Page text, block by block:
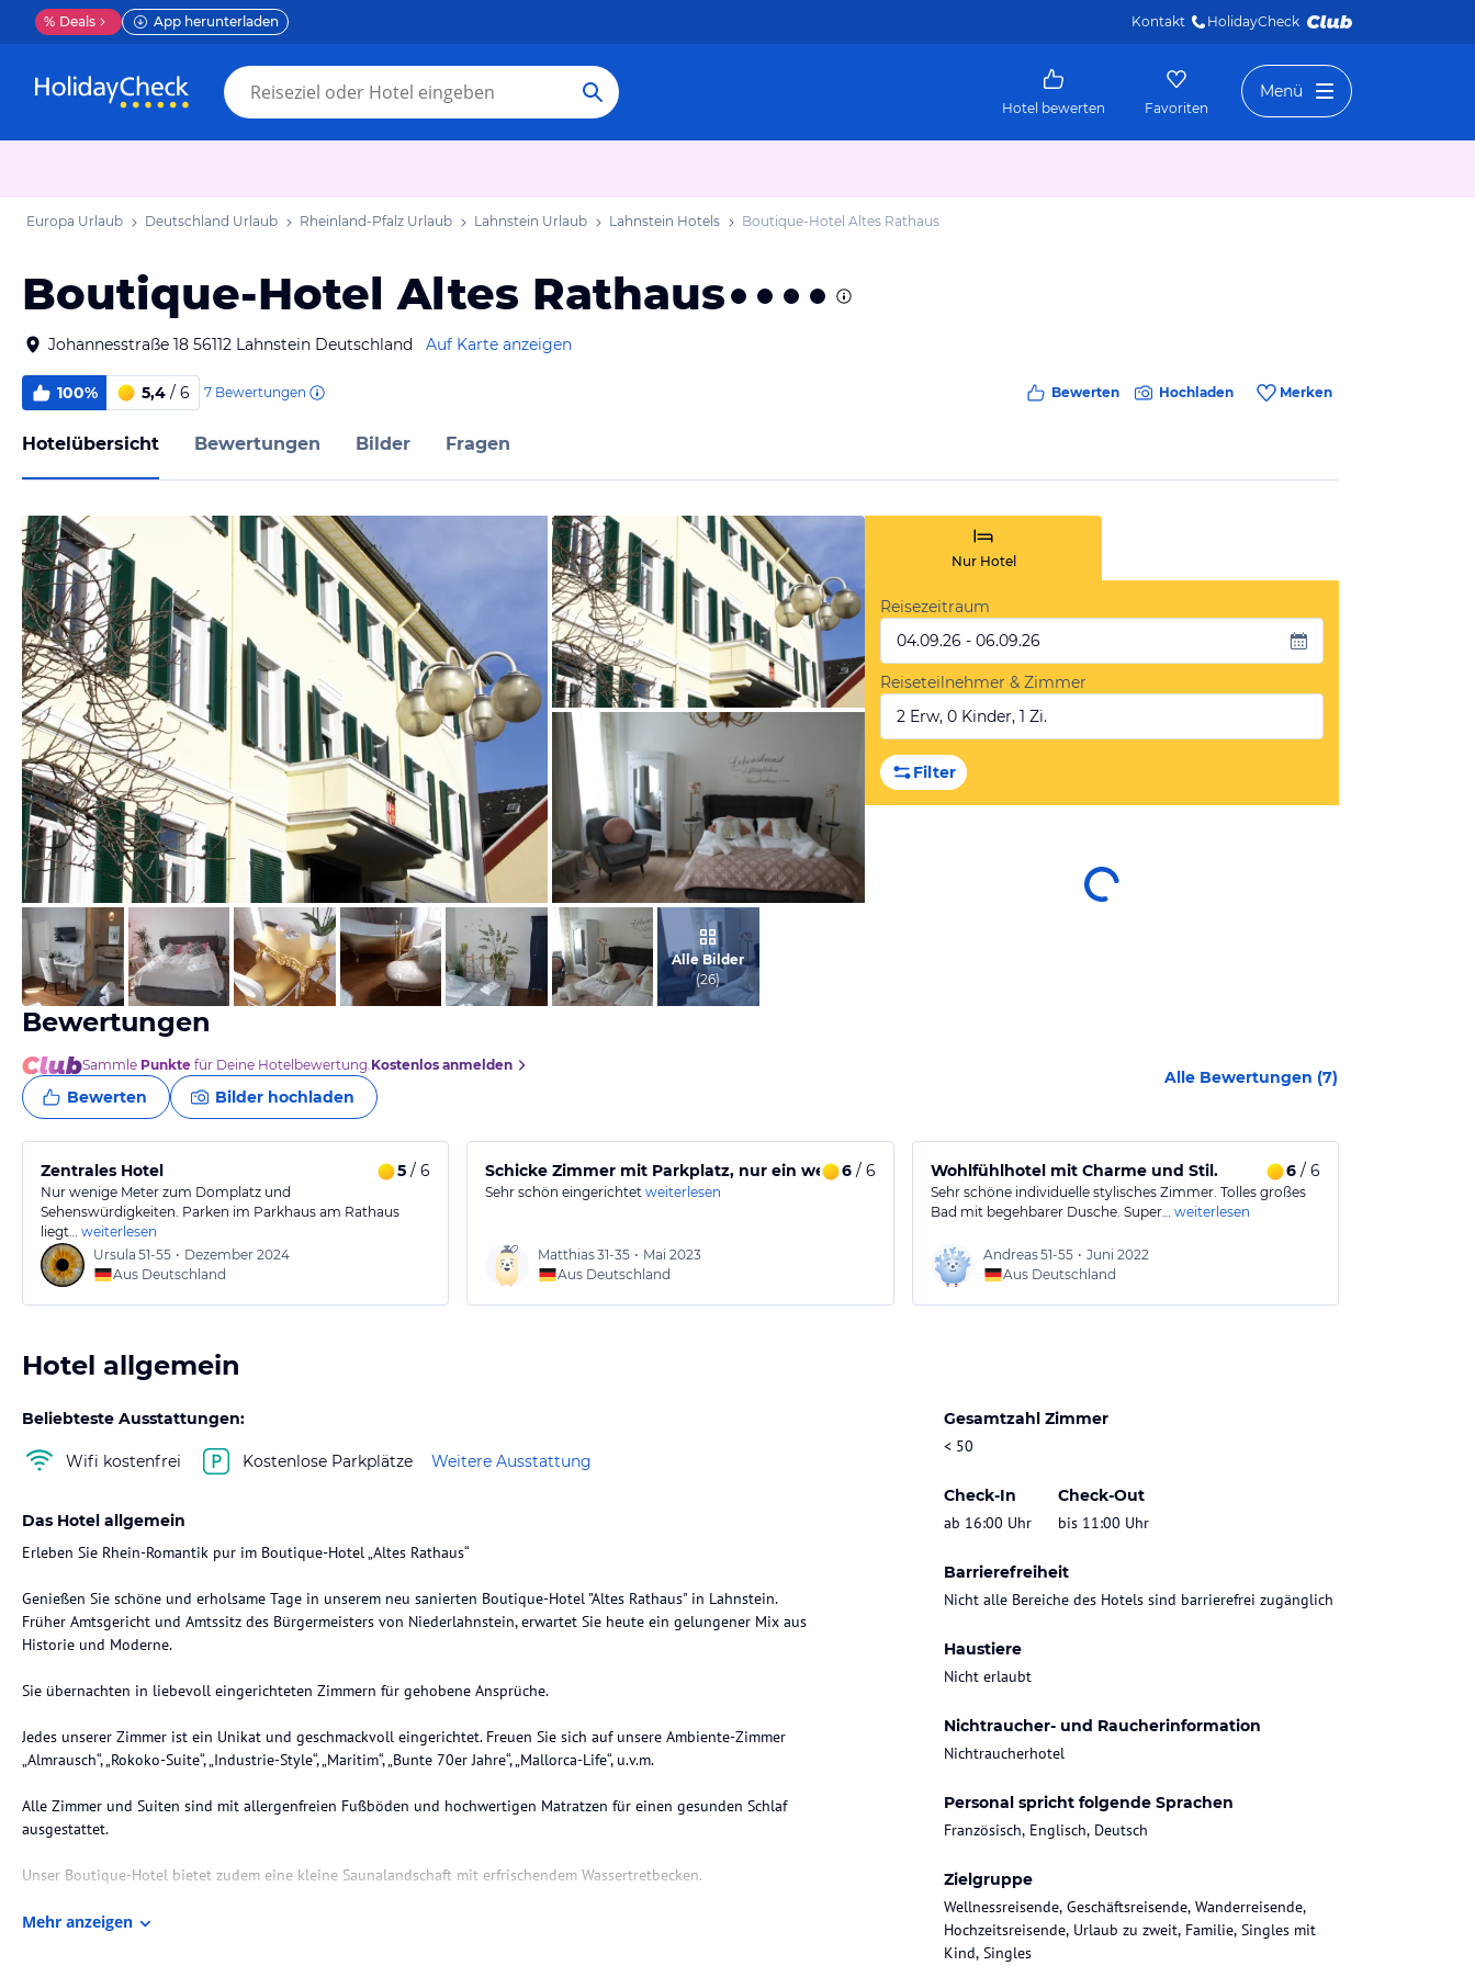
% Deals App herunterladen Kontakt HolidayCheck
Hotel bewerten Favoriten
Menü
Europa Urlaub Deutschland Urlaub Rheinland-Pfalz Urlaub Lahnstein Urlaub Lahnstein Hotels Boutique-Hotel Altes Rathaus
Boutique-Hotel Altes Rathaus
Johannesstraße 18 56112 Lahnstein Deutschland Auf Karte anzeigen
100% 5,4 / 6 7 Bewertungen Bewerten Hochladen Merken
Hotelübersicht Bewertungen Bilder Fragen
vom Hotelier, Februar 2019
vom Hotelier, Februar 2019
vom Hotelier, Februar 2019
Alle Bilder
(26)
Nur Hotel
Reisezeitraum
04.09.26 - 06.09.26
Reiseteilnehmer & Zimmer
2 Erw, 0 Kinder, 1 Zi.
Filter
Bewertungen
Sammle Punkte für Deine Hotelbewertung.Kostenlos anmelden
Bewerten Bilder hochladen
Alle Bewertungen (7)
Zentrales Hotel 5 / 6
Nur wenige Meter zum Domplatz und
Sehenswürdigkeiten. Parken im Parkhaus am Rathaus
liegt… weiterlesen
Ursula 51-55 • Dezember 2024
Aus Deutschland
Schicke Zimmer mit Parkplatz, nur ein wenig laut bei Nacht
6/ 6
Sehr schön eingerichtet weiterlesen
Matthias31-35 • Mai 2023
Aus Deutschland
Wohlfühlhotel mit Charme und Stil. 6/ 6
Sehr schöne individuelle stylisches Zimmer. Tolles großes
Bad mit begehbarer Dusche. Super… weiterlesen
Andreas51-55 • Juni 2022
Aus Deutschland
Hotel allgemein
Beliebteste Ausstattungen:
Wifi kostenfrei Kostenlose Parkplätze Weitere Ausstattung
Gesamtzahl Zimmer
< 50
Check-In
ab 16:00 Uhr
Check-Out
bis 11:00 Uhr
Barrierefreiheit
Nicht alle Bereiche des Hotels sind barrierefrei zugänglich
Haustiere
Nicht erlaubt
Nichtraucher- und Raucherinformation
Nichtraucherhotel
Personal spricht folgende Sprachen
Französisch, Englisch, Deutsch
Zielgruppe
Wellnessreisende, Geschäftsreisende, Wanderreisende,
Hochzeitsreisende, Urlaub zu zweit, Familie, Singles mit
Kind, Singles
Das Hotel allgemein
Erleben Sie Rhein-Romantik pur im Boutique-Hotel „Altes Rathaus“
Genießen Sie schöne und erholsame Tage in unserem neu sanierten Boutique-Hotel "Altes Rathaus" in Lahnstein.
Früher Amtsgericht und Amtssitz des Bürgermeisters von Niederlahnstein, erwartet Sie heute ein gelungener Mix aus
Historie und Moderne.
Sie übernachten in liebevoll eingerichteten Zimmern für gehobene Ansprüche.
Jedes unserer Zimmer ist ein Unikat und geschmackvoll eingerichtet. Freuen Sie sich auf unsere Ambiente-Zimmer
„Almrausch“, „Rokoko-Suite“, „Industrie-Style“, „Maritim“, „Bunte 70er Jahre“, „Mallorca-Life“, u.v.m.
Alle Zimmer und Suiten sind mit allergenfreien Fußböden und hochwertigen Matratzen für einen gesunden Schlaf
ausgestattet.
Unser Boutique-Hotel bietet zudem eine kleine Saunalandschaft mit erfrischendem Wassertretbecken.
Für Geschäftsreisende steht im Hotel ein Konferenz-Raum mit neuer technischer Ausstattung zur Verfügung.
Mehr anzeigen